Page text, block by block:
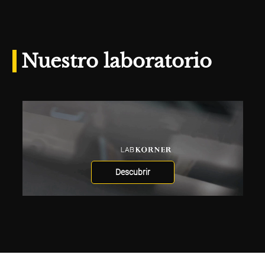
Nuestro laboratorio
Descubrir